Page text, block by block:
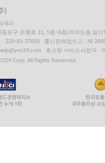
세라
등포구 은행로 11, 5층~6층(여의도동,일신
: 229-81-37000 통신판매업신고 : 제
호스팅 서비스사업자 :
Corp. All Rights Reserved.